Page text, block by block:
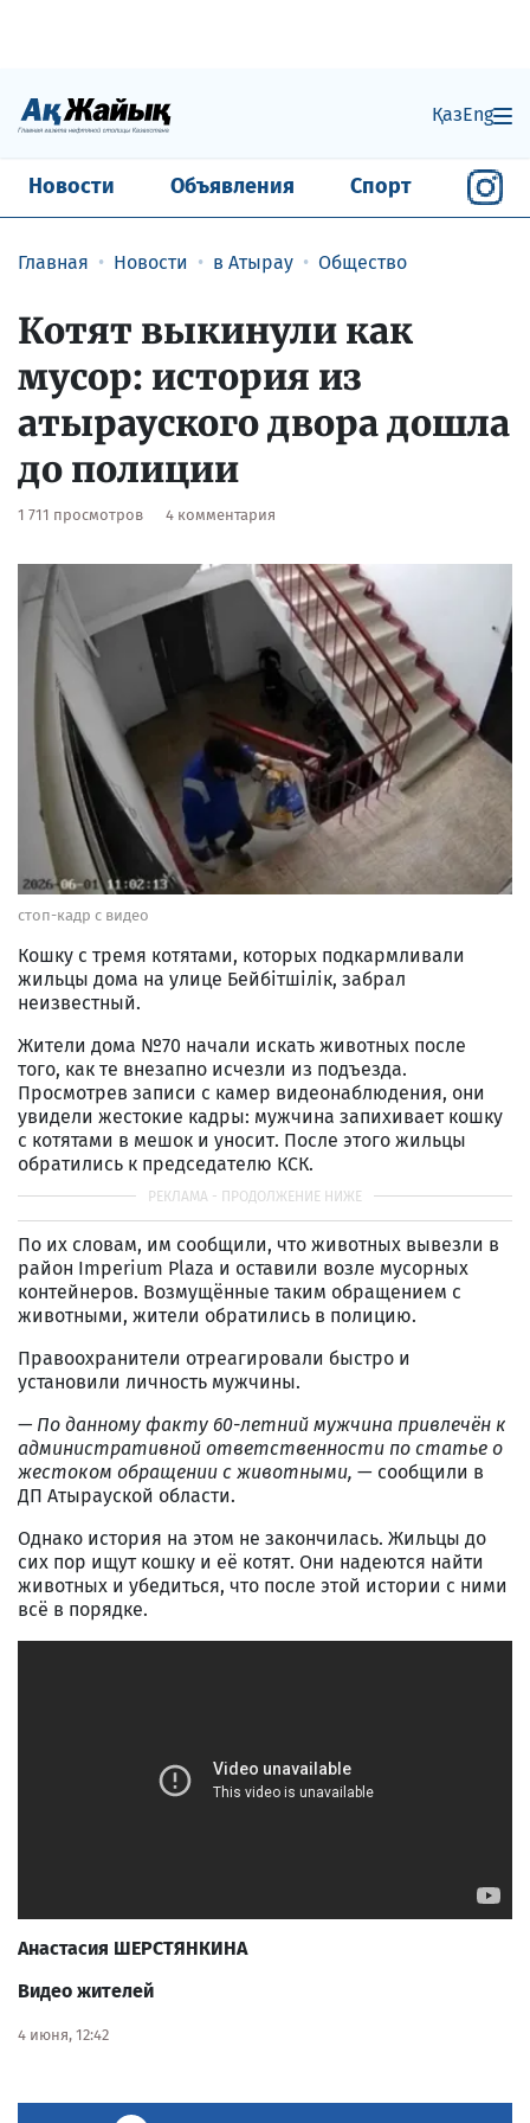
ҚазEng
Новости Объявления Спорт
Главная Новости в Атырау Общество
Котят выкинули как
мусор: история из
атырауского двора дошла
до полиции
1 711 просмотров 4 комментария
стоп-кадр с видео
Кошку с тремя котятами, которых подкармливали
жильцы дома на улице Бейбітшілік, забрал
неизвестный.
Жители дома №70 начали искать животных после
того, как те внезапно исчезли из подъезда.
Просмотрев записи с камер видеонаблюдения, они
увидели жестокие кадры: мужчина запихивает кошку
с котятами в мешок и уносит. После этого жильцы
обратились к председателю КСК.
По их словам, им сообщили, что животных вывезли в
район Imperium Plaza и оставили возле мусорных
контейнеров. Возмущённые таким обращением с
животными, жители обратились в полицию.
Правоохранители отреагировали быстро и
установили личность мужчины.
— По данному факту 60-летний мужчина привлечён к
административной ответственности по статье о
жестоком обращении с животными, — сообщили в
ДП Атырауской области.
Однако история на этом не закончилась. Жильцы до
сих пор ищут кошку и её котят. Они надеются найти
животных и убедиться, что после этой истории с ними
всё в порядке.
Анастасия ШЕРСТЯНКИНА
Видео жителей
4 июня, 12:42